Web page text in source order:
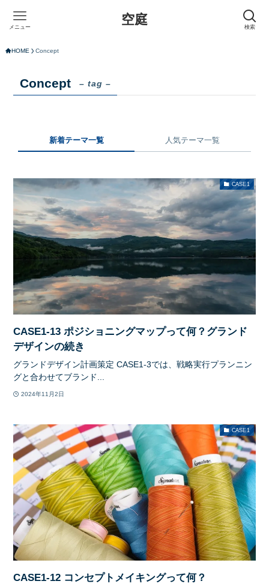
空庭 検索
メニュー
HOME Concept
Concept – tag –
新着テーマ一覧 人気テーマ一覧
CASE1
CASE1-13 ポジショニングマップって何？グランド
デザインの続き
グランドデザイン計画策定 CASE1-3では、戦略実行プランニン
グと合わせてブランド...
2024年11月2日
CASE1
CASE1-12 コンセプトメイキングって何？